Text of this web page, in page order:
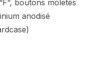
boutons moletés
anodisé